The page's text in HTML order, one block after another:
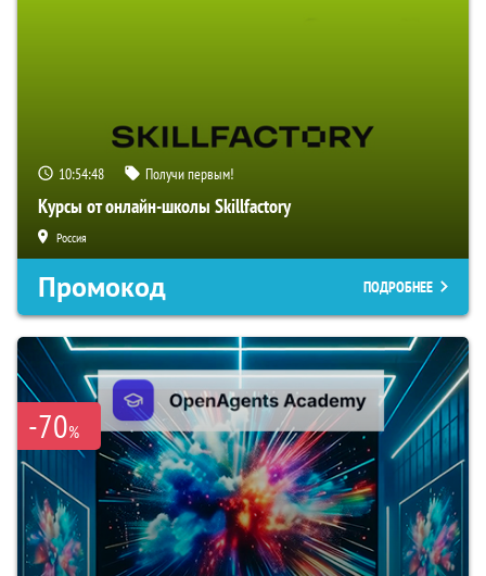
10:54:47 Получи первым!
Курсы от онлайн-школы Skillfactory
Россия
Промокод ПОДРОБНЕЕ
-70%